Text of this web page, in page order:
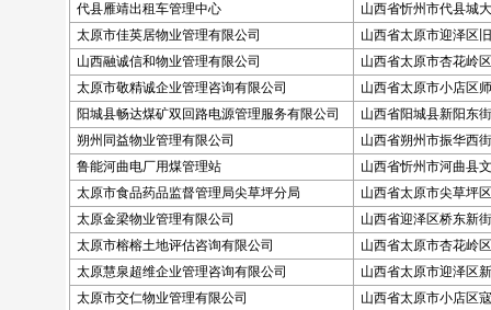
代县雁靖出租车管理中心
山西省忻州市代县城
太原市佳英居物业管理有限公司
山西省太原市迎泽区
山西融诚信和物业管理有限公司
山西省太原市杏花岭
太原市敬精诚企业管理咨询有限公司
山西省太原市小店区
阳城县畅达煤矿双回路电源管理服务有限公司
山西省阳城县新阳东
朔州同益物业管理有限公司
山西省朔州市振华西
鲁能河曲电厂用煤管理站
山西省忻州市河曲县
太原市食品药品监督管理局尖草坪分局
山西省太原市尖草坪
太原金梁物业管理有限公司
山西省迎泽区桥东新
太原市榕榕土地评估咨询有限公司
山西省太原市杏花岭
太原慧泉超维企业管理咨询有限公司
山西省太原市迎泽区
太原市交仁物业管理有限公司
山西省太原市小店区